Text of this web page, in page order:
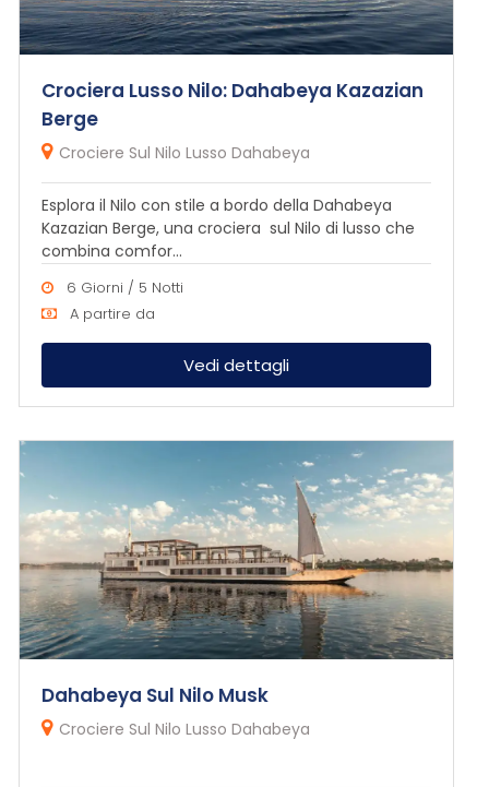
Crociera Lusso Nilo: Dahabeya Kazazian
Berge
Crociere Sul Nilo Lusso Dahabeya
Esplora il Nilo con stile a bordo della Dahabeya
Kazazian Berge, una crociera sul Nilo di lusso che
combina comfor...
6 Giorni / 5 Notti
A partire da
Vedi dettagli
Dahabeya Sul Nilo Musk
Crociere Sul Nilo Lusso Dahabeya